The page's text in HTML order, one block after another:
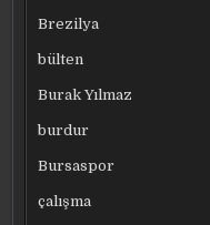
Brezilya
bülten
Burak Yılmaz
burdur
Bursaspor
çalışma